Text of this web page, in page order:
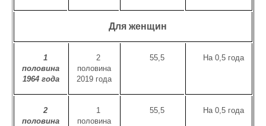
Для женщин
1
половина
1964 года
2
половина
2019 года
55,5 На 0,5 года
2
половина
1
половина
55,5 На 0,5 года